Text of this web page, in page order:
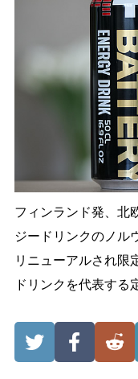
フィンランド発、北
ジードリンクのノル
リニューアルされ限
ドリンクを代表する